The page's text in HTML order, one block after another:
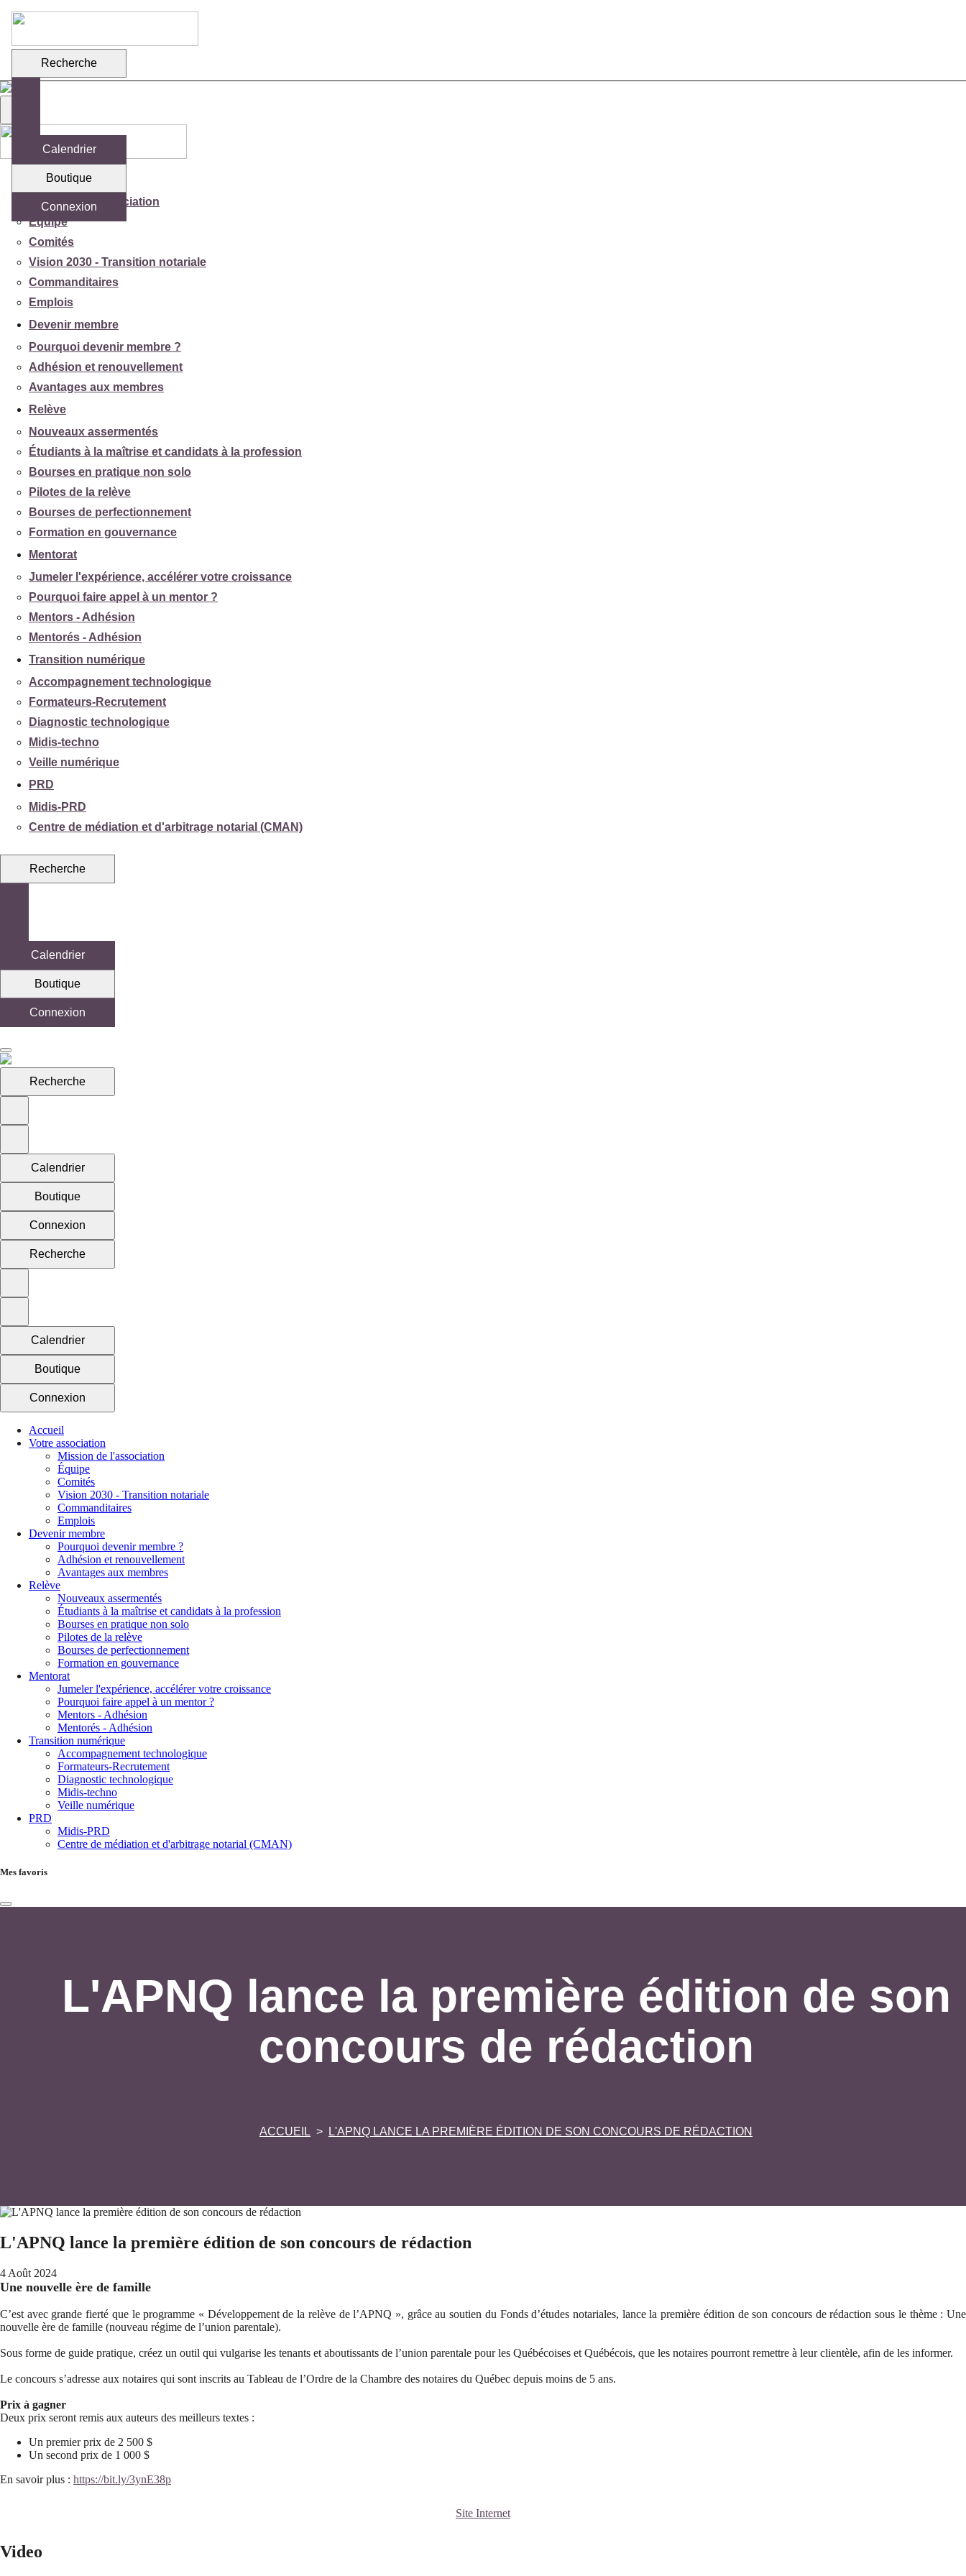
Recherche
Calendrier
Boutique
Connexion
Votre association
Mission de l'association
Équipe
Comités
Vision 2030 - Transition notariale
Commanditaires
Emplois
Devenir membre
Pourquoi devenir membre ?
Adhésion et renouvellement
Avantages aux membres
Relève
Nouveaux assermentés
Étudiants à la maîtrise et candidats à la profession
Bourses en pratique non solo
Pilotes de la relève
Bourses de perfectionnement
Formation en gouvernance
Mentorat
Jumeler l'expérience, accélérer votre croissance
Pourquoi faire appel à un mentor ?
Mentors - Adhésion
Mentorés - Adhésion
Transition numérique
Accompagnement technologique
Formateurs-Recrutement
Diagnostic technologique
Midis-techno
Veille numérique
PRD
Midis-PRD
Centre de médiation et d'arbitrage notarial (CMAN)
Recherche
Calendrier
Boutique
Connexion
Recherche
Calendrier
Boutique
Connexion
Recherche
Calendrier
Boutique
Connexion
Accueil
Votre association
Mission de l'association
Équipe
Comités
Vision 2030 - Transition notariale
Commanditaires
Emplois
Devenir membre
Pourquoi devenir membre ?
Adhésion et renouvellement
Avantages aux membres
Relève
Nouveaux assermentés
Étudiants à la maîtrise et candidats à la profession
Bourses en pratique non solo
Pilotes de la relève
Bourses de perfectionnement
Formation en gouvernance
Mentorat
Jumeler l'expérience, accélérer votre croissance
Pourquoi faire appel à un mentor ?
Mentors - Adhésion
Mentorés - Adhésion
Transition numérique
Accompagnement technologique
Formateurs-Recrutement
Diagnostic technologique
Midis-techno
Veille numérique
PRD
Midis-PRD
Centre de médiation et d'arbitrage notarial (CMAN)
Mes favoris
L'APNQ lance la première édition de son
concours de rédaction
ACCUEIL L'APNQ LANCE LA PREMIÈRE ÉDITION DE SON CONCOURS DE RÉDACTION
L'APNQ lance la première édition de son concours de rédaction
4 Août 2024
Une nouvelle ère de famille
C’est avec grande fierté que le programme « Développement de la relève de l’APNQ », grâce au soutien du Fonds d’études notariales, lance la première édition de son concours de rédaction sous le thème : Une
nouvelle ère de famille (nouveau régime de l’union parentale).
Sous forme de guide pratique, créez un outil qui vulgarise les tenants et aboutissants de l’union parentale pour les Québécoises et Québécois, que les notaires pourront remettre à leur clientèle, afin de les informer.
Le concours s’adresse aux notaires qui sont inscrits au Tableau de l’Ordre de la Chambre des notaires du Québec depuis moins de 5 ans.
Prix à gagner
Deux prix seront remis aux auteurs des meilleurs textes :
Un premier prix de 2 500 $
Un second prix de 1 000 $
En savoir plus : https://bit.ly/3ynE38p
Site Internet
Video